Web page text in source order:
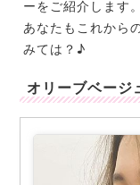
ーをご紹介します。
あなたもこれから
みては？♪
オリーブベージ